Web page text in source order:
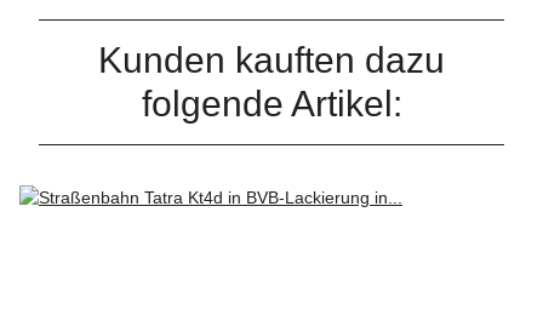
Kunden kauften dazu
folgende Artikel: